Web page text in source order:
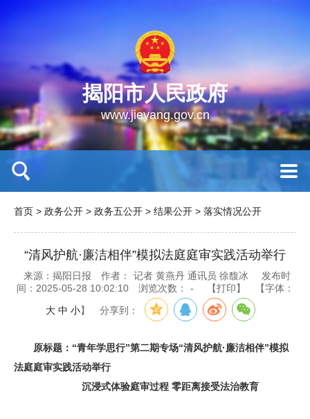
揭阳市人民政府
www.jieyang.gov.cn
首页 > 政务公开 > 政务五公开 > 结果公开 > 落实情况公开
“清风护航·廉洁相伴”模拟法庭庭审实践活动举行
来源：揭阳日报 作者： 记者 黄燕丹 通讯员 徐馥冰
发布时
间：2025-05-28 10:02:10
浏览次数： - 【打印】 【字体：
大 中 小】 分享到：
原标题：“青年学思行”第二期专场“清风护航·廉洁相伴”模拟
法庭庭审实践活动举行
沉浸式体验庭审过程 零距离接受法治教育